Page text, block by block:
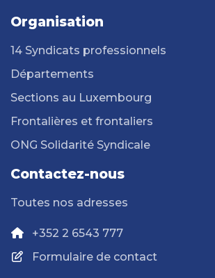
Organisation
14 Syndicats professionnels
Départements
Sections au Luxembourg
Frontalières et frontaliers
ONG Solidarité Syndicale
Contactez-nous
Toutes nos adresses
+352 2 6543 777
Formulaire de contact